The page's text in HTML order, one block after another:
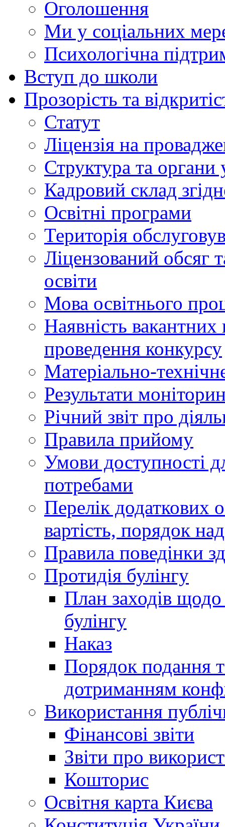
Оголошення
Ми у соціальних
Психологічна
Вступ до школи
Прозорість та
Статут
Ліцензія на
Структура та органи
Кадровий склад
Освітні програми
Територія
Ліцензований обсяг
освіти
Мова освітнього
Наявність
проведення конкурсу
Матеріально-
Результати
Річний звіт про
Правила прийому
Умови доступності
потребами
Перелік додаткових
вартість, порядок
Правила поведінки
Протидія булінгу
План заходів щодо
булінгу
Наказ
Порядок подання
дотриманням
Використання
Фінансові звіти
Звіти про
Кошторис
Освітня карта Києва